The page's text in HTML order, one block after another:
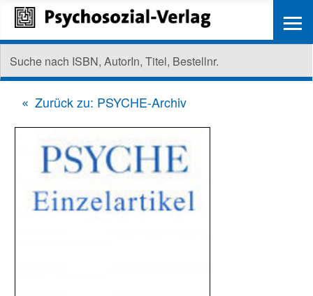
Zurück zu: PSYCHE-Archiv
≡